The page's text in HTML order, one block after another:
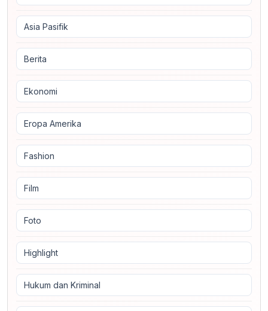
Asia Pasifik
Berita
Ekonomi
Eropa Amerika
Fashion
Film
Foto
Highlight
Hukum dan Kriminal